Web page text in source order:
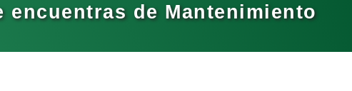
encuentras de Mantenimiento